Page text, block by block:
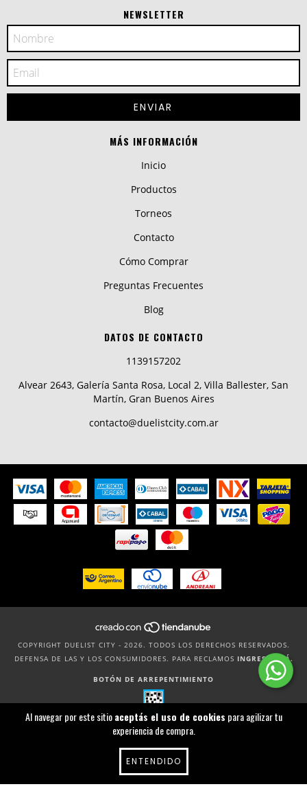
Al navegar por este sitioaceptás el uso de cookies para agilizar tu
experiencia de compra.
ENTENDIDO
NEWSLETTER
MÁS INFORMACIÓN
Inicio
Productos
Torneos
Contacto
Cómo Comprar
Preguntas Frecuentes
Blog
DATOS DE CONTACTO
1139157202
Alvear 2643, Galería Santa Rosa, Local 2, Villa Ballester, San
Martín, Gran Buenos Aires
contacto@duelistcity.com.ar
COPYRIGHT DUELIST CITY - 2026. TODOS LOS DERECHOS RESERVADOS.
DEFENSA DE LAS Y LOS CONSUMIDORES. PARA RECLAMOS INGRESÁ ACÁ.
BOTÓN DE ARREPENTIMIENTO